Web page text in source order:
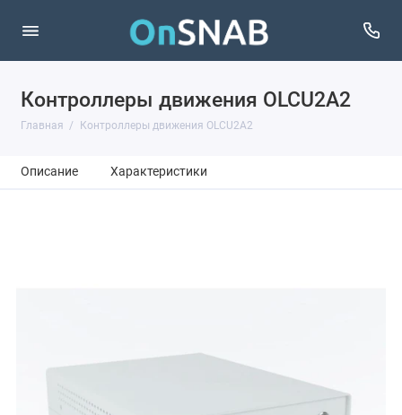
Контроллеры движения OLCU2A2
Главная Контроллеры движения OLCU2A2
Описание Характеристики